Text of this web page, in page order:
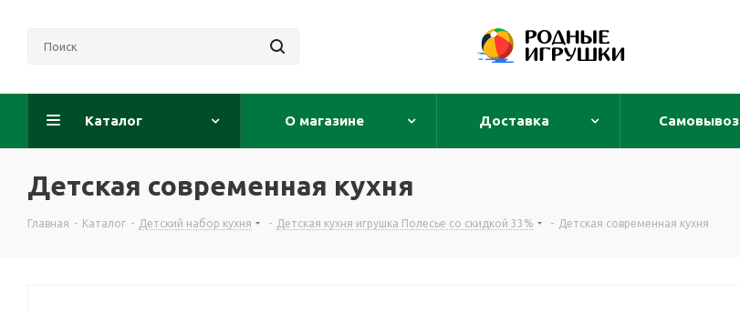
Каталог О магазине Доставка Самовывоз
Детская современная кухня
Главная - Каталог - Детский набор кухня - Детская кухня игрушка Полесье со скидкой 33% - Детская современная кухня